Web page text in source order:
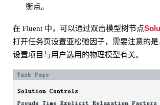
衡点。
在 Fluent 中，可以通过双击模型树节点
打开任务页设置亚松弛因子，需要注意的
设置项目与用户选用的物理模型有关。